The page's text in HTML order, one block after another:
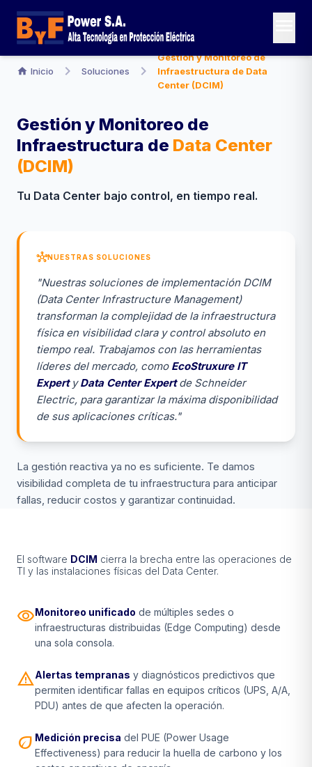
home Inicio chevron_right Soluciones chevron_right
Gestion y Monitoreo de
Infraestructura de Data
Center (DCIM)
Gestión y Monitoreo de
Infraestructura de Data Center
(DCIM)
Tu Data Center bajo control, en tiempo real.
hubNUESTRAS SOLUCIONES
"Nuestras soluciones de implementación DCIM
(Data Center Infrastructure Management)
transforman la complejidad de la infraestructura
física en visibilidad clara y control absoluto en
tiempo real. Trabajamos con las herramientas
líderes del mercado, como EcoStruxure IT
ExpertyData Center Expertde Schneider
Electric, para garantizar la máxima disponibilidad
de sus aplicaciones críticas."
La gestión reactiva ya no es suficiente. Te damos
visibilidad completa de tu infraestructura para anticipar
fallas, reducir costos y garantizar continuidad.
El software DCIM cierra la brecha entre las operaciones de
TI y las instalaciones físicas del Data Center.
visibilityMonitoreo unificado de múltiples sedes o
infraestructuras distribuidas (Edge Computing) desde
una sola consola.
warningAlertas tempranas y diagnósticos predictivos que
permiten identificar fallas en equipos críticos (UPS, A/A,
PDU) antes de que afecten la operación.
eco Medición precisa del PUE (Power Usage
Effectiveness) para reducir la huella de carbono y los